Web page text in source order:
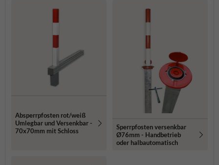
Absperrpfosten rot/weiß
Umlegbar und Versenkbar -
70x70mm mit Schloss
Sperrpfosten versenkbar
Ø76mm - Handbetrieb
oder halbautomatisch